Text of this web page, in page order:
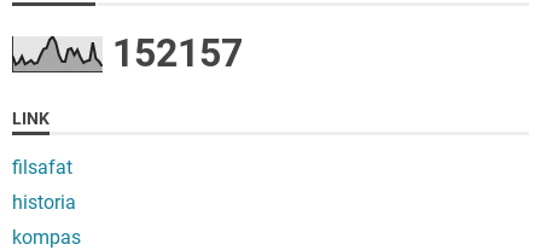
152157
LINK
filsafat
historia
kompas